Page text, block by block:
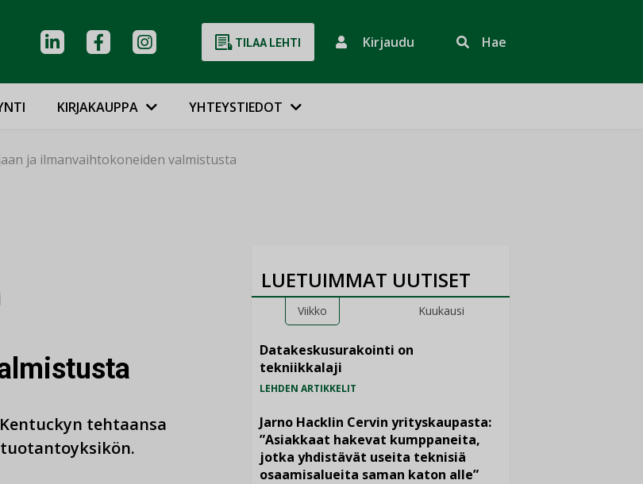
TILAA LEHTI Kirjaudu Hae
KIRJAKAUPPA YHTEYSTIEDOT
ja ilmanvaihtokoneiden valmistusta
tehtaansa
tuotantoyksikön.
LUETUIMMAT UUTISET
Viikko Kuukausi
Datakeskusurakointi on
tekniikkalaji
LEHDEN ARTIKKELIT
Jarno Hacklin Cervin yrityskaupasta:
”Asiakkaat hakevat kumppaneita,
jotka yhdistävät useita teknisiä
osaamisalueita saman katon alle”